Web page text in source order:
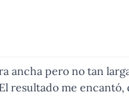
ancha pero no tan
resultado me